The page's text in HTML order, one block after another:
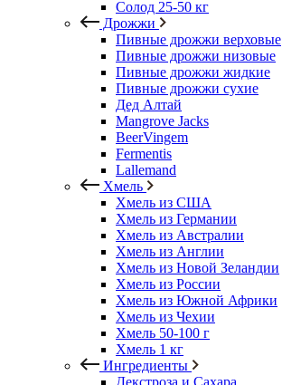
Солод 25-50 кг
Дрожжи
Пивные дрожжи верховые
Пивные дрожжи низовые
Пивные дрожжи жидкие
Пивные дрожжи сухие
Дед Алтай
Mangrove Jacks
BeerVingem
Fermentis
Lallemand
Хмель
Хмель из США
Хмель из Германии
Хмель из Австралии
Хмель из Англии
Хмель из Новой Зеландии
Хмель из России
Хмель из Южной Африки
Хмель из Чехии
Хмель 50-100 г
Хмель 1 кг
Ингредиенты
Декстроза и Сахара